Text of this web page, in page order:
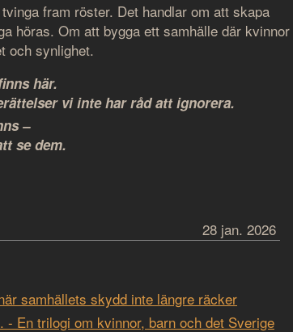
fram röster. Det handlar om att skapa
höras. Om att bygga ett samhälle där kvinnor
och synlighet.
här.
vi inte har råd att ignorera.
–
se dem.
28 jan. 2026
samhällets skydd inte längre räcker
- En trilogi om kvinnor, barn och det Sverige